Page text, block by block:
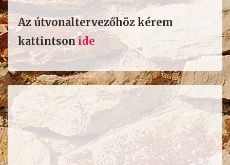
Az útvonaltervezőhöz kérem
kattintsonide